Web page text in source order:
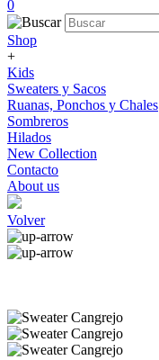
0
Shop
+
Kids
Sweaters y Sacos
Ruanas, Ponchos y Chales
Sombreros
Hilados
New Collection
Contacto
About us
Volver